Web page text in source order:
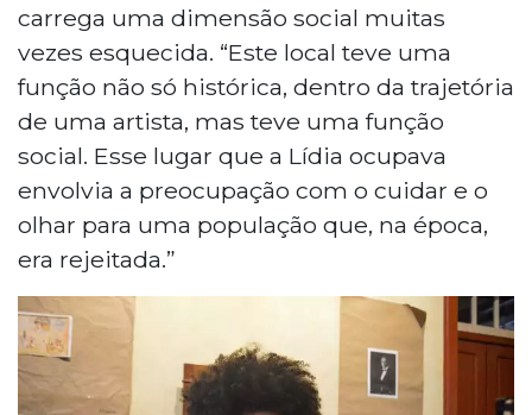
carrega uma dimensão social muitas
vezes esquecida. “Este local teve uma
função não só histórica, dentro da trajetória
de uma artista, mas teve uma função
social. Esse lugar que a Lídia ocupava
envolvia a preocupação com o cuidar e o
olhar para uma população que, na época,
era rejeitada.”